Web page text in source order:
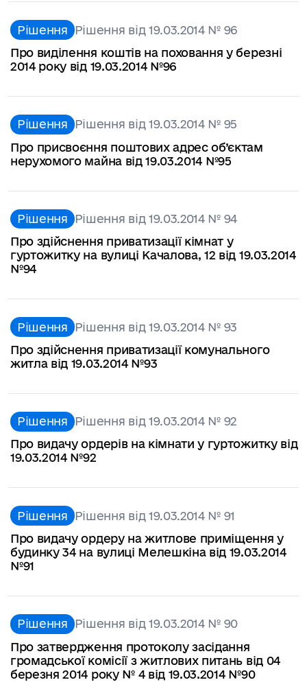
Рішення Рішення від 19.03.2014 № 96
Про виділення коштів на поховання у березні
2014 року від 19.03.2014 №96
Рішення Рішення від 19.03.2014 № 95
Про присвоєння поштових адрес об’єктам
нерухомого майна від 19.03.2014 №95
Рішення Рішення від 19.03.2014 № 94
Про здійснення приватизації кімнат у
гуртожитку на вулиці Качалова, 12 від 19.03.2014
№94
Рішення Рішення від 19.03.2014 № 93
Про здійснення приватизації комунального
житла від 19.03.2014 №93
Рішення Рішення від 19.03.2014 № 92
Про видачу ордерів на кімнати у гуртожитку від
19.03.2014 №92
Рішення Рішення від 19.03.2014 № 91
Про видачу ордеру на житлове приміщення у
будинку 34 на вулиці Мелешкіна від 19.03.2014
№91
Рішення Рішення від 19.03.2014 № 90
Про затвердження протоколу засідання
громадської комісії з житлових питань від 04
березня 2014 року № 4 від 19.03.2014 №90